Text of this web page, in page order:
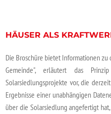
HÄUSER ALS
Die Broschüre bietet Informationen zu
Gemeinde", erläutert das
Solarsiedlungsprojekte vor, die
Ergebnisse einer unabhängigen
über die Solarsiedlung angefertigt